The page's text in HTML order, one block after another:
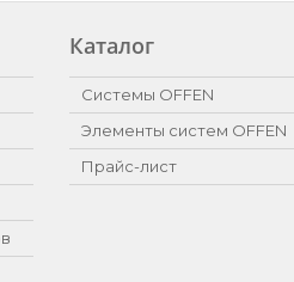
Каталог
Системы OFFEN
Элементы систем OFFEN
Прайс-лист